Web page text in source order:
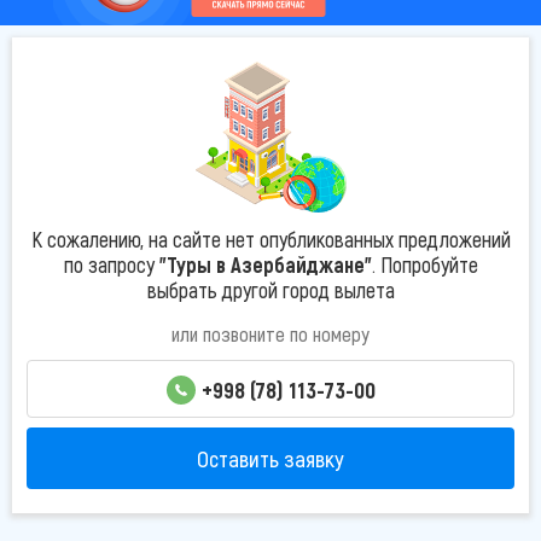
К сожалению, на сайте нет опубликованных предложений
по запросу"Туры в Азербайджане". Попробуйте
выбрать другой город вылета
или позвоните по номеру
+998 (78) 113-73-00
Оставить заявку